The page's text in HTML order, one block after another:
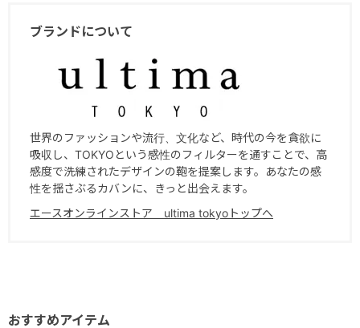
ブランドについて
世界のファッションや流行、文化など、時代の今を貪欲に
吸収し、TOKYOという感性のフィルターを通すことで、高
感度で洗練されたデザインの鞄を提案します。あなたの感
性を揺さぶるカバンに、きっと出会えます。
エースオンラインストア ultima tokyoトップへ